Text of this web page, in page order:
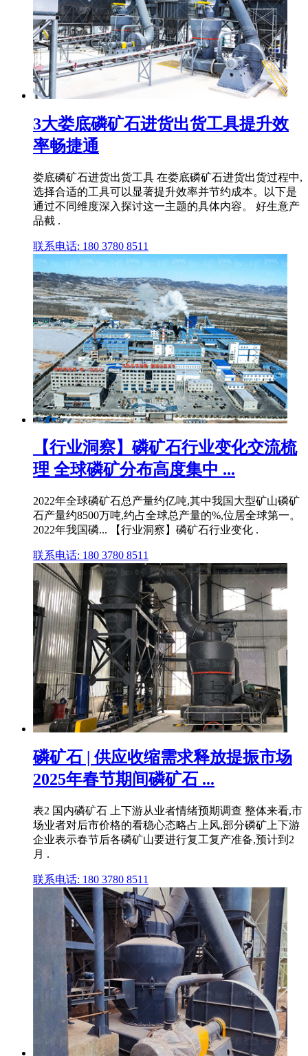
3大娄底磷矿石进货出货工具提升效
率畅捷通
娄底磷矿石进货出货工具 在娄底磷矿石进货出货过程中,
选择合适的工具可以显著提升效率并节约成本。以下是
通过不同维度深入探讨这一主题的具体内容。 好生意产
品截 .
联系电话: 180 3780 8511
【行业洞察】磷矿石行业变化交流梳
理 全球磷矿分布高度集中 ...
2022年全球磷矿石总产量约亿吨,其中我国大型矿山磷矿
石产量约8500万吨,约占全球总产量的%,位居全球第一。
2022年我国磷... 【行业洞察】磷矿石行业变化 .
联系电话: 180 3780 8511
磷矿石 | 供应收缩需求释放提振市场
2025年春节期间磷矿石 ...
表2 国内磷矿石 上下游从业者情绪预期调查 整体来看,市
场业者对后市价格的看稳心态略占上风,部分磷矿上下游
企业表示春节后各磷矿山要进行复工复产准备,预计到2
月 .
联系电话: 180 3780 8511